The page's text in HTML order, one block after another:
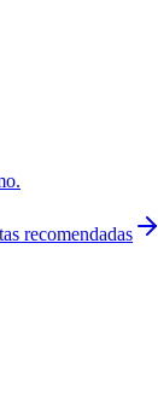
recomendadas